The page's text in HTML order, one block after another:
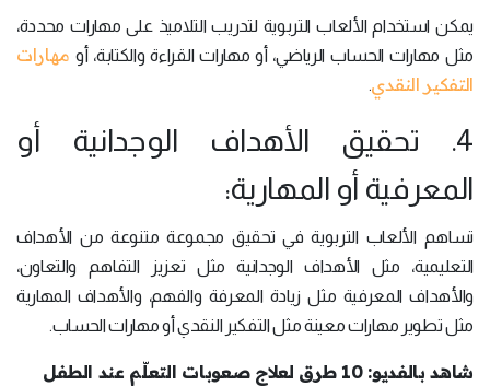
يمكن استخدام الألعاب التربوية لتدريب التلاميذ على مهارات محددة،
مثل مهارات الحساب الرياضي، أو مهارات القراءة والكتابة، أو مهارات
التفكير النقدي.
4. تحقيق الأهداف الوجدانية أو
المعرفية أو المهارية:
تساهم الألعاب التربوية في تحقيق مجموعة متنوعة من الأهداف
التعليمية، مثل الأهداف الوجدانية مثل تعزيز التفاهم والتعاون،
والأهداف المعرفية مثل زيادة المعرفة والفهم، والأهداف المهارية
مثل تطوير مهارات معينة مثل التفكير النقدي أو مهارات الحساب.
شاهد بالفديو: 10 طرق لعلاج صعوبات التعلّم عند الطفل